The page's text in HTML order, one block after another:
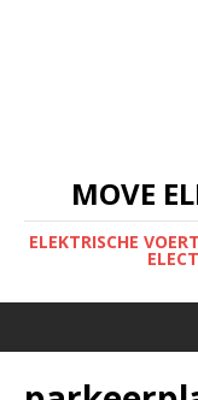
MOVE
ELEKTRISCHE